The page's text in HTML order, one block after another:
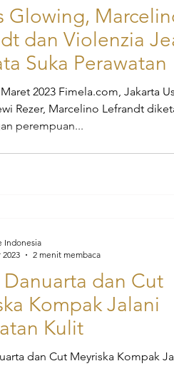
Glowing,
dan Violenzia
Suka Perawatan
2023 Fimela.com, Jakarta
Rezer, Marcelino Lefrandt
perempuan...
Danuarta dan Cut
Kompak Jalani
Kulit
dan Cut Meyriska Kompak
Indonesia
2023
2 menit membaca